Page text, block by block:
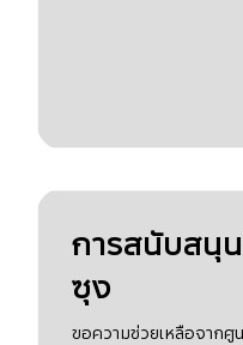
การสนับสนุ
ซุง
ขอความช่วยเหลือจากศู